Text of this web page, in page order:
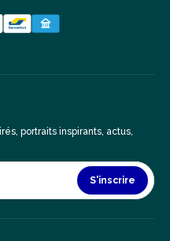
portraits inspirants, actus,
S'inscrire